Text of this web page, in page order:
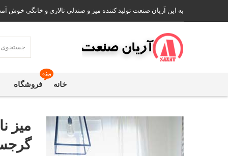
به این آریان صنعت تولید کننده میز و صندلی تالاری و خانگی خوش
خانه فروشگاه
ویژه
میز